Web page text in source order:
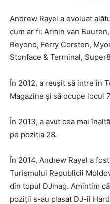
Andrew Rayel a evoluat
cum ar fi: Armin van
Beyond, Ferry Corsten,
Stonface & Terminal,
În 2012, a reușit să intre în
Magazine și să ocupe locul
În 2013, a avut cea mai
pe poziția 28.
În 2014, Andrew Rayel a
Turismului Republicii
din topul DJmag. Amintim
poziții s-au plasat DJ-ii